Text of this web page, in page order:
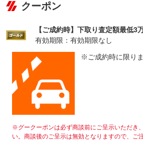
クーポン
【ご成約時】下取り査定額最低3
有効期限：有効期限なし
※ご成約時に限り
※グークーポンは必ず商談前にご呈示いただき
い。商談後のご呈示は無効となりますので、ご